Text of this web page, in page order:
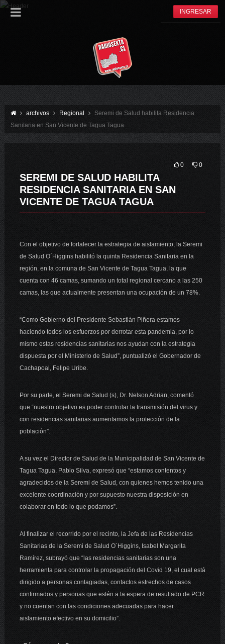
INGRESAR
archivos Regional
Seremi de Salud habilita Residencia
Sanitaria en San Vicente de Tagua Tagua
0 0
SEREMI DE SALUD HABILITA
RESIDENCIA SANITARIA EN SAN
VICENTE DE TAGUA TAGUA
Con el objetivo de fortalecer la estrategia de aislamiento, la Seremi
de Salud O´Higgins habilitó la quinta Residencia Sanitaria en la
región, en la comuna de San Vicente de Tagua Tagua, la que
cuenta con 46 camas, sumando un total regional cercano a las 250
camas, las que actualmente presentan una ocupación de un 78%.
“Como Gobierno del Presidente Sebastián Piñera estamos
haciendo todos los esfuerzos por derrotar esta pandemia, por lo
mismo estas residencias sanitarias nos ayudan con la estrategia
dispuesta por el Ministerio de Salud”, puntualizó el Gobernador de
Cachapoal, Felipe Uribe.
Por su parte, el Seremi de Salud (s), Dr. Nelson Adrian, comentó
que “nuestro objetivo es poder controlar la transmisión del virus y
con residencias sanitarias aumentamos la protección de la
población”.
A su vez el Director de Salud de la Municipalidad de San Vicente de
Tagua Tagua, Pablo Silva, expresó que “estamos contentos y
agradecidos de la Seremi de Salud, con quienes hemos tenido una
excelente coordinación y por supuesto nuestra disposición en
colaborar en todo lo que podamos”.
Al finalizar el recorrido por el recinto, la Jefa de las Residencias
Sanitarias de la Seremi de Salud O´Higgins, Isabel Margarita
Ramírez, subrayó que “las residencias sanitarias son una
herramienta para controlar la propagación del Covid 19, el cual está
dirigido a personas contagiadas, contactos estrechos de casos
confirmados y personas que estén a la espera de resultado de PCR
y no cuentan con las condiciones adecuadas para hacer
aislamiento efectivo en su domicilio”.